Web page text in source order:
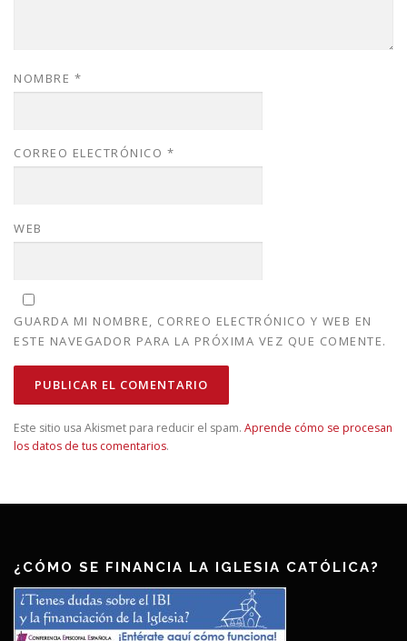
NOMBRE *
CORREO ELECTRÓNICO *
WEB
GUARDA MI NOMBRE, CORREO ELECTRÓNICO Y WEB EN
ESTE NAVEGADOR PARA LA PRÓXIMA VEZ QUE COMENTE.
Este sitio usa Akismet para reducir el spam. Aprende cómo se procesan
los datos de tus comentarios.
¿CÓMO SE FINANCIA LA IGLESIA CATÓLICA?